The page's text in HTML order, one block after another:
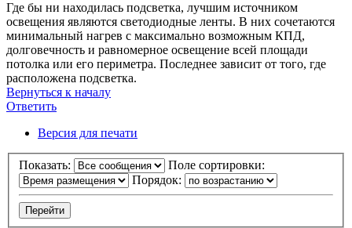
Где бы ни находилась подсветка, лучшим источником
освещения являются светодиодные ленты. В них сочетаются
минимальный нагрев с максимально возможным КПД,
долговечность и равномерное освещение всей площади
потолка или его периметра. Последнее зависит от того, где
расположена подсветка.
Вернуться к началу
Ответить
Ответить
Версия для печати
Показать:
Поле сортировки:
Порядок: